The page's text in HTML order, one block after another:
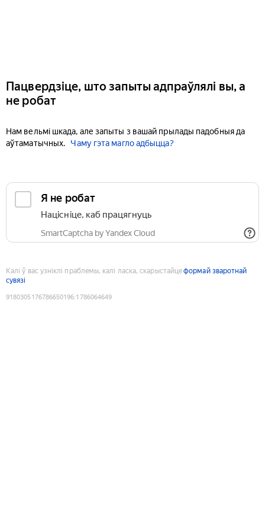
Пацвердзіце, што запыты адпраўлялі вы, а
не робат
Нам вельмі шкада, але запыты з вашай прылады падобныя да
аўтаматычных.
Чаму гэта магло адбыцца?
Я не робат
Націсніце, каб працягнуць
SmartCaptcha by Yandex Cloud
Калі ў вас узніклі праблемы, калі ласка, скарыстайцеформай зваротнай
сувязі
9180305176786650196:1786064649